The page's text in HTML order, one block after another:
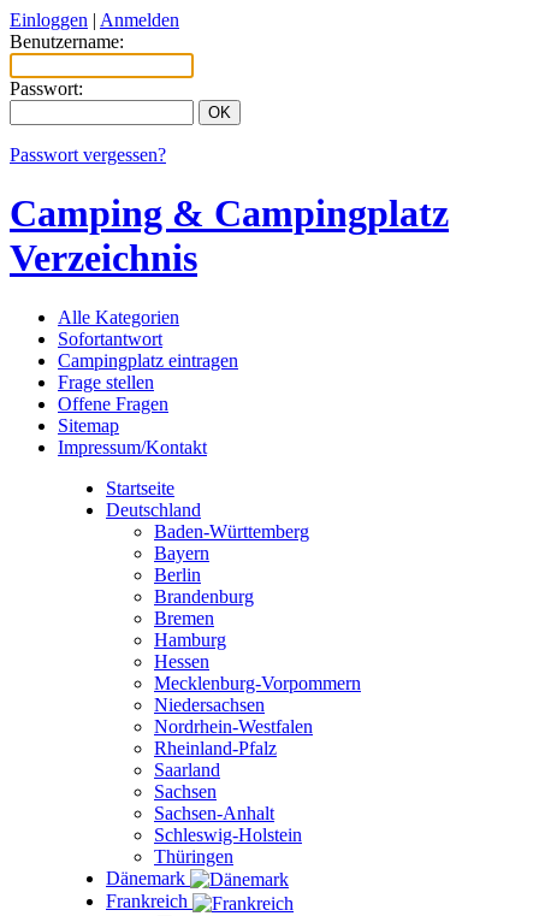
Einloggen | Anmelden
Benutzername:
Passwort:
Passwort vergessen?
Camping & Campingplatz
Verzeichnis
Alle Kategorien
Sofortantwort
Campingplatz eintragen
Frage stellen
Offene Fragen
Sitemap
Impressum/Kontakt
Startseite
Deutschland
Baden-Württemberg
Bayern
Berlin
Brandenburg
Bremen
Hamburg
Hessen
Mecklenburg-Vorpommern
Niedersachsen
Nordrhein-Westfalen
Rheinland-Pfalz
Saarland
Sachsen
Sachsen-Anhalt
Schleswig-Holstein
Thüringen
Dänemark
Frankreich